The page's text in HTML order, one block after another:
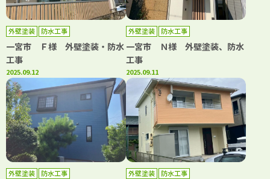
外壁塗装 防水工事
一宮市 Ｆ様 外壁塗装・防水
工事
2025.09.12
外壁塗装 防水工事
一宮市 Ｎ様 外壁塗装、防水
工事
2025.09.11
外壁塗装 防水工事 外壁塗装 防水工事